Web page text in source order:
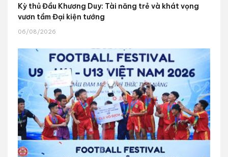
Kỳ thủ Đầu Khương Duy: Tài năng trẻ và khát vọng
vươn tầm Đại kiện tướng
06/08/2026